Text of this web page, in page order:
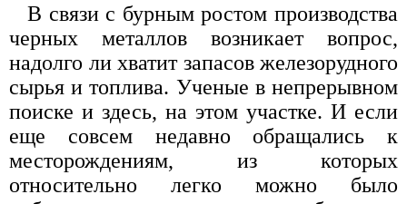
В связи с бурным ростом производства
черных металлов возникает вопрос,
надолго ли хватит запасов железорудного
сырья и топлива. Ученые в непрерывном
поиске и здесь, на этом участке. И если
еще совсем недавно обращались к
месторождениям, из которых
относительно легко можно было